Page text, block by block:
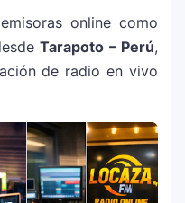
online como
Tarapoto – Perú,
de radio en vivo